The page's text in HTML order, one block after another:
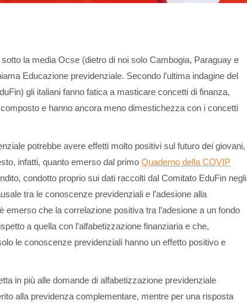
la media Ocse (dietro di noi solo Cambogia, Paraguay e
Educazione previdenziale. Secondo l’ultima indagine del
gli italiani fanno fatica a masticare concetti di finanza,
e hanno ancora meno dimestichezza con i concetti
potrebbe avere effetti molto positivi sul futuro dei giovani,
infatti, quanto emerso dal primo Quaderno della COVIP
condotto proprio sui dati raccolti dal Comitato EduFin negli
tra le conoscenze previdenziali e l’adesione alla
emerso che la correlazione positiva tra l’adesione a un fondo
a quella con l’alfabetizzazione finanziaria e che,
le conoscenze previdenziali hanno un effetto positivo e
in più alle domande di alfabetizzazione previdenziale
alla previdenza complementare, mentre per una risposta